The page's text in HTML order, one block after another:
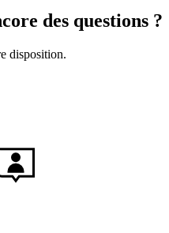
des questions ?
disposition.